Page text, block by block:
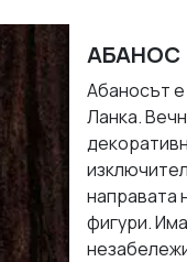
АБАНОС
Абаносът
Ланка.
направата
фигури.